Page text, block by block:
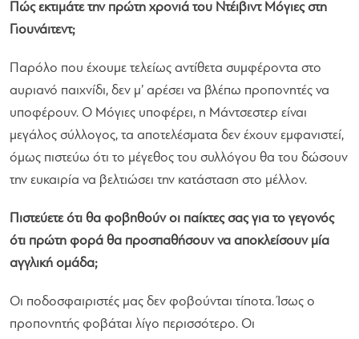
Πώς εκτιμάτε την πρώτη χρονιά του Ντέιβιντ Μόγιες στη
Γιουνάιτεντ;
Παρόλο που έχουμε τελείως αντίθετα συμφέροντα στο
αυριανό παιχνίδι, δεν μ’ αρέσει να βλέπω προπονητές να
υποφέρουν. Ο Μόγιες υποφέρει, η Μάντσεστερ είναι
μεγάλος σύλλογος, τα αποτελέσματα δεν έχουν εμφανιστεί,
όμως πιστεύω ότι το μέγεθος του συλλόγου θα του δώσουν
την ευκαιρία να βελτιώσει την κατάσταση στο μέλλον.
Πιστεύετε ότι θα φοβηθούν οι παίκτες σας για το γεγονός
ότι πρώτη φορά θα προσπαθήσουν να αποκλείσουν μία
αγγλική ομάδα;
Οι ποδοσφαιριστές μας δεν φοβούνται τίποτα. Ίσως ο
προπονητής φοβάται λίγο περισσότερο. Οι